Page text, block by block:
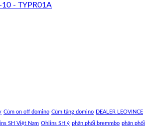
- TYPR01A
Cùm on off domino Cùm tăng domino DEALER LEOVINCE
SH Việt Nam Ohlins SH ý phân phối bremmbo phân phối